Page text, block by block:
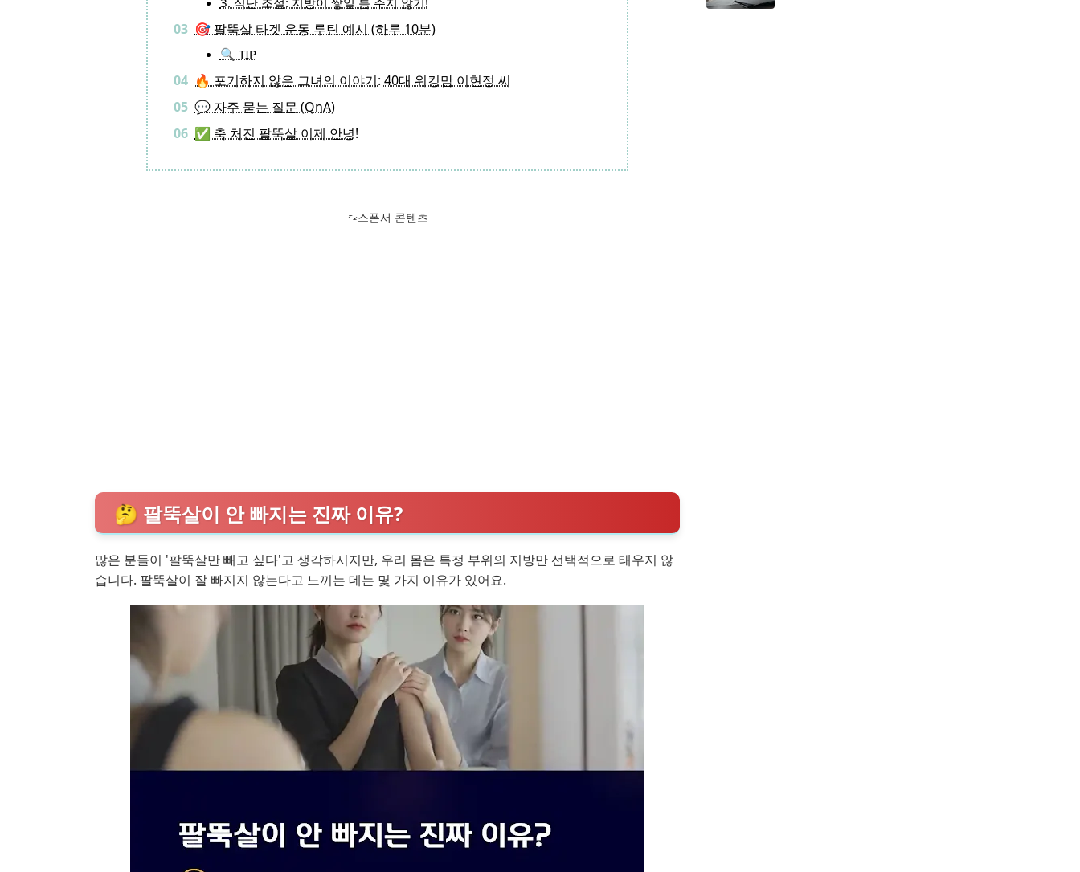
🎯 팔뚝살 타겟 운동 루틴 예시 (하루 10분)
🔍 TIP
🔥 포기하지 않은 그녀의 이야기: 40대 워킹맘 이현정 씨
💬 자주 묻는 질문 (QnA)
✅ 축 처진 팔뚝살 이제 안녕!
스폰서 콘텐츠
🤔 팔뚝살이 안 빠지는 진짜 이유?
많은 분들이 '팔뚝살만 빼고 싶다'고 생각하시지만, 우리 몸은 특정 부위의 지방만 선택적으로 태우지 않
습니다. 팔뚝살이 잘 빠지지 않는다고 느끼는 데는 몇 가지 이유가 있어요.